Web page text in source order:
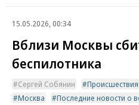
15.05.2026, 00:34
Вблизи Москвы
беспилотника
Сергей Собянин Происшествия
Москва
Последние новости о